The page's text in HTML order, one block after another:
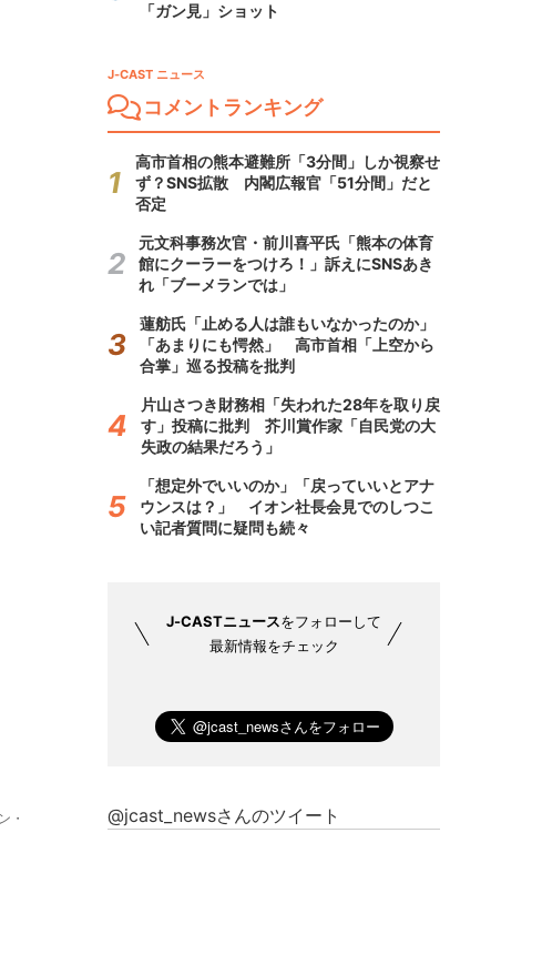
・
「ガン見」ショット
J-CAST ニュース
コメントランキング
高市首相の熊本避難所「3分間」しか視察せ
ず？SNS拡散 内閣広報官「51分間」だと
否定
元文科事務次官・前川喜平氏「熊本の体育
館にクーラーをつけろ！」訴えにSNSあき
れ「ブーメランでは」
蓮舫氏「止める人は誰もいなかったのか」
「あまりにも愕然」 高市首相「上空から
合掌」巡る投稿を批判
片山さつき財務相「失われた28年を取り戻
す」投稿に批判 芥川賞作家「自民党の大
失政の結果だろう」
「想定外でいいのか」「戻っていいとアナ
ウンスは？」 イオン社長会見でのしつこ
い記者質問に疑問も続々
J-CASTニュースをフォローして
最新情報をチェック
@jcast_newsさんのツイート